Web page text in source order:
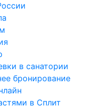
в санатории
бронирование
в Сплит